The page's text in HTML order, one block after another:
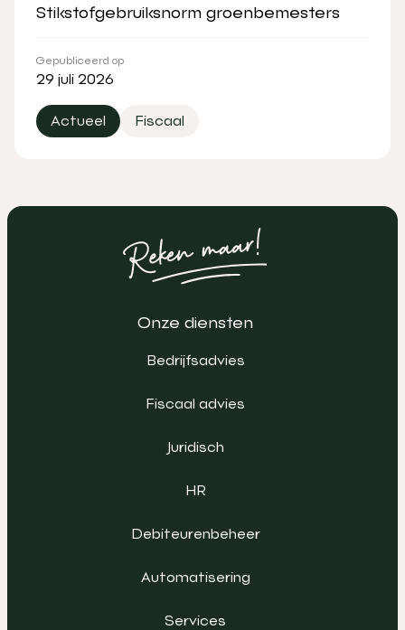
Stikstofgebruiksnorm groenbemesters
Gepubliceerd op
29 juli 2026
Actueel Fiscaal
Onze diensten
Bedrijfsadvies
Fiscaal advies
Juridisch
HR
Debiteurenbeheer
Automatisering
Services